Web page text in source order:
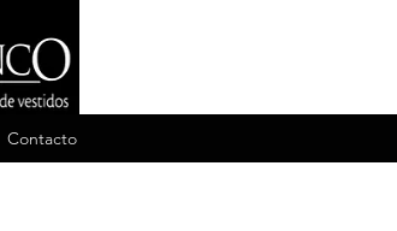
Contacto